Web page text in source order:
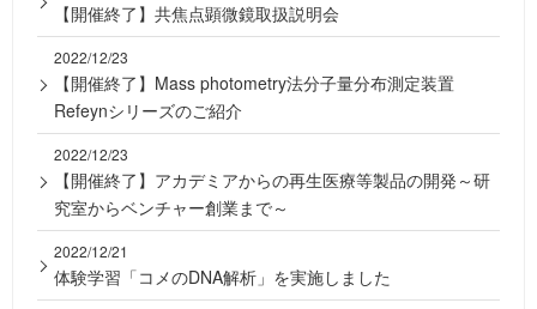
【開催終了】共焦点顕微鏡取扱説明会
2022/12/23
【開催終了】Mass photometry法分子量分布測定装置
Refeynシリーズのご紹介
2022/12/23
【開催終了】アカデミアからの再生医療等製品の開発～研
究室からベンチャー創業まで～
2022/12/21
体験学習「コメのDNA解析」を実施しました